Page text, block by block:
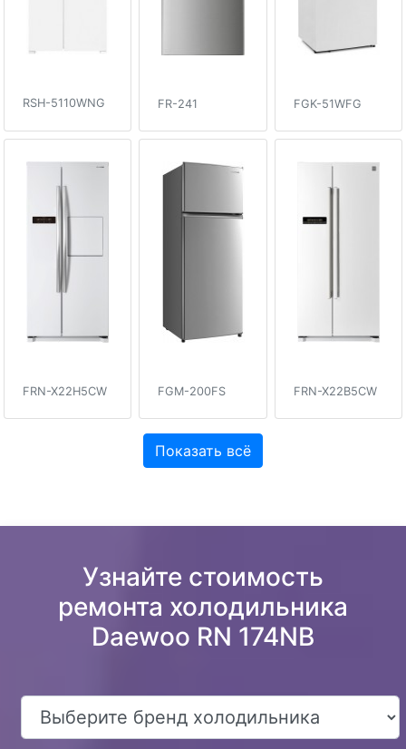
RSH-5110WNG FR-241 FGK-51WFG
FRN-X22H5CW FGM-200FS FRN-X22B5CW
Показать всё
Узнайте стоимость
ремонта холодильника
Daewoo RN 174NB